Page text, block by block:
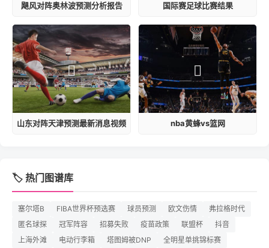
飓风对阵奥林波预测分析报告 国际赛足球比赛结果
山东对阵天津预测最新消息视频 nba黄蜂vs篮网
🏷️ 热门图谱库
塞尔塔B FIBA世界杯预选赛 球员预测 欧文伤情
弗拉格时代
匿名球探
冠军阵容 招募失败 疫苗政策 联盟杯
抖音
上海外滩
电动行李箱 塔图姆被DNP
全明星单挑锦标赛